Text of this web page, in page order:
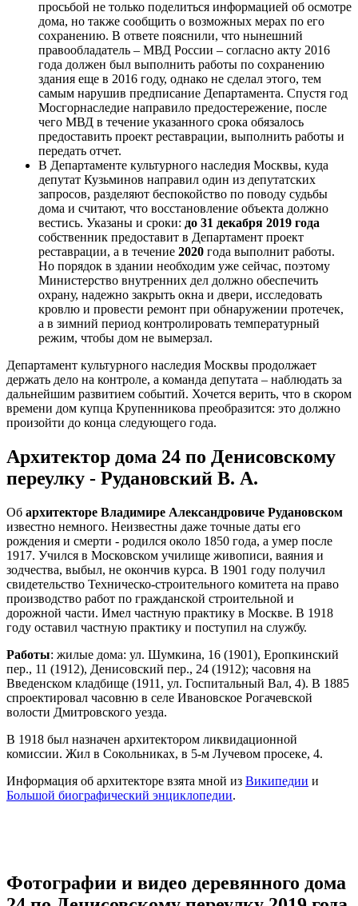
просьбой не только поделиться информацией об осмотре
дома, но также сообщить о возможных мерах по его
сохранению. В ответе пояснили, что нынешний
правообладатель – МВД России – согласно акту 2016
года должен был выполнить работы по сохранению
здания еще в 2016 году, однако не сделал этого, тем
самым нарушив предписание Департамента. Спустя год
Мосгорнаследие направило предостережение, после
чего МВД в течение указанного срока обязалось
предоставить проект реставрации, выполнить работы и
передать отчет.
В Департаменте культурного наследия Москвы, куда
депутат Кузьминов направил один из депутатских
запросов, разделяют беспокойство по поводу судьбы
дома и считают, что восстановление объекта должно
вестись. Указаны и сроки: до 31 декабря 2019 года
собственник предоставит в Департамент проект
реставрации, а в течение 2020 года выполнит работы.
Но порядок в здании необходим уже сейчас, поэтому
Министерство внутренних дел должно обеспечить
охрану, надежно закрыть окна и двери, исследовать
кровлю и провести ремонт при обнаружении протечек,
а в зимний период контролировать температурный
режим, чтобы дом не вымерзал.
Департамент культурного наследия Москвы продолжает
держать дело на контроле, а команда депутата – наблюдать за
дальнейшим развитием событий. Хочется верить, что в скором
времени дом купца Крупенникова преобразится: это должно
произойти до конца следующего года.
Архитектор дома 24 по Денисовскому
переулку - Рудановский В. А.
Об архитекторе Владимире Александровиче Рудановском
известно немного. Неизвестны даже точные даты его
рождения и смерти - родился около 1850 года, а умер после
1917. Учился в Московском училище живописи, ваяния и
зодчества, выбыл, не окончив курса. В 1901 году получил
свидетельство Техническо-строительного комитета на право
производство работ по гражданской строительной и
дорожной части. Имел частную практику в Москве. В 1918
году оставил частную практику и поступил на службу.
Работы: жилые дома: ул. Шумкина, 16 (1901), Еропкинский
пер., 11 (1912), Денисовский пер., 24 (1912); часовня на
Введенском кладбище (1911, ул. Госпитальный Вал, 4). В 1885
спроектировал часовню в селе Ивановское Рогачевской
волости Дмитровского уезда.
В 1918 был назначен архитектором ликвидационной
комиссии. Жил в Сокольниках, в 5-м Лучевом просеке, 4.
Информация об архитекторе взята мной из Википедии и
Большой биографический энциклопедии.
Фотографии и видео деревянного дома